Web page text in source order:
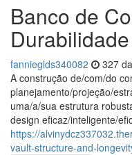
Banco de
Durabilidade
fannieglds340082 327
A construção de/com/do
planejamento/projeção/
uma/a/sua estrutura
design eficaz/inteligente/
https://
vault-structure-and-